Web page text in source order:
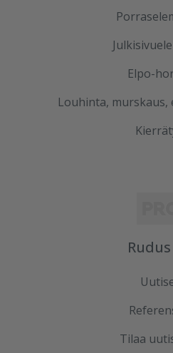
Elpo-
Louhinta, murskaus,
Rudus
Tilaa